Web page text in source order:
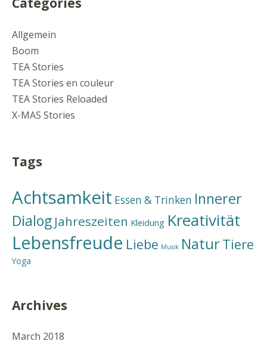
Allgemein
Boom
TEA Stories
TEA Stories en couleur
TEA Stories Reloaded
X-MAS Stories
Tags
Achtsamkeit Essen & Trinken Innerer
Dialog Jahreszeiten Kleidung Kreativität
Lebensfreude Liebe Musik NaturTiere
Yoga
Archives
March 2018